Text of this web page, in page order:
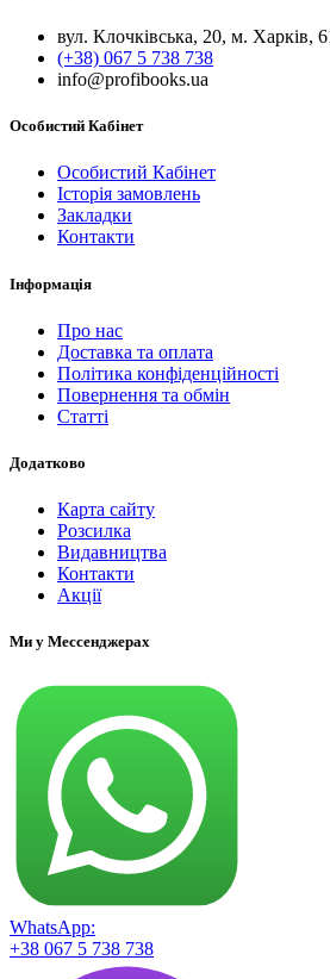
вул. Клочківська, 20, м. Харків,
(+38) 067 5 738 738
info@profibooks.ua
Особистий Кабінет
Особистий Кабінет
Історія замовлень
Закладки
Контакти
Інформація
Про нас
Доставка та оплата
Політика конфіденційності
Повернення та обмін
Статті
Додатково
Карта сайту
Розсилка
Видавництва
Контакти
Акції
Ми у Мессенджерах
WhatsApp:
+38 067 5 738 738